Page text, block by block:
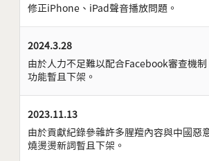
修正iPhone、iPad聲音播放問題。
2024.3.28
由於人力不足難以配合Facebook審查機
功能暫且下架。
2023.11.13
由於貢獻紀錄參雜許多腥羶內容與中國惡
燒燙燙新詞暫且下架。